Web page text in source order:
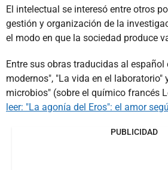
El intelectual se interesó entre otros
gestión y organización de la
el modo en que la sociedad produce
Entre sus obras traducidas al
modernos", "La vida en el laboratorio"
microbios" (sobre el químico francés
leer: "La agonía del Eros": el amor
PUBLICIDAD